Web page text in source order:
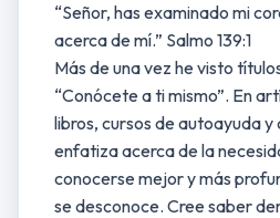
“Señor, has examinado mi
acerca de mí.” Salmo 139:1
Más de una vez he visto
“Conócete a ti mismo”. En
libros, cursos de autoayuda y
enfatiza acerca de la
conocerse mejor y más
se desconoce. Cree saber